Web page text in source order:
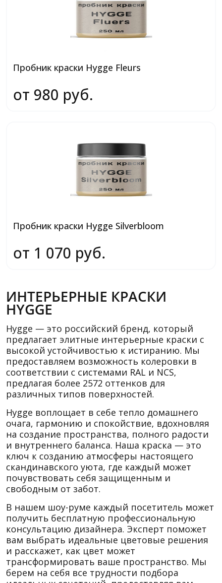
Пробник краски Hygge Fleurs
от 980 руб.
Пробник краски Hygge Silverbloom
от 1 070 руб.
ИНТЕРЬЕРНЫЕ КРАСКИ
HYGGE
Hygge — это российский бренд, который
предлагает элитные интерьерные краски с
высокой устойчивостью к истиранию. Мы
предоставляем возможность колеровки в
соответствии с системами RAL и NCS,
предлагая более 2572 оттенков для
различных типов поверхностей.
Hygge воплощает в себе тепло домашнего
очага, гармонию и спокойствие, вдохновляя
на создание пространства, полного радости
и внутреннего баланса. Наша краска — это
ключ к созданию атмосферы настоящего
скандинавского уюта, где каждый может
почувствовать себя защищенным и
свободным от забот.
В нашем шоу-руме каждый посетитель может
получить бесплатную профессиональную
консультацию дизайнера. Эксперт поможет
вам выбрать идеальные цветовые решения
и расскажет, как цвет может
трансформировать ваше пространство. Мы
берем на себя все трудности подбора